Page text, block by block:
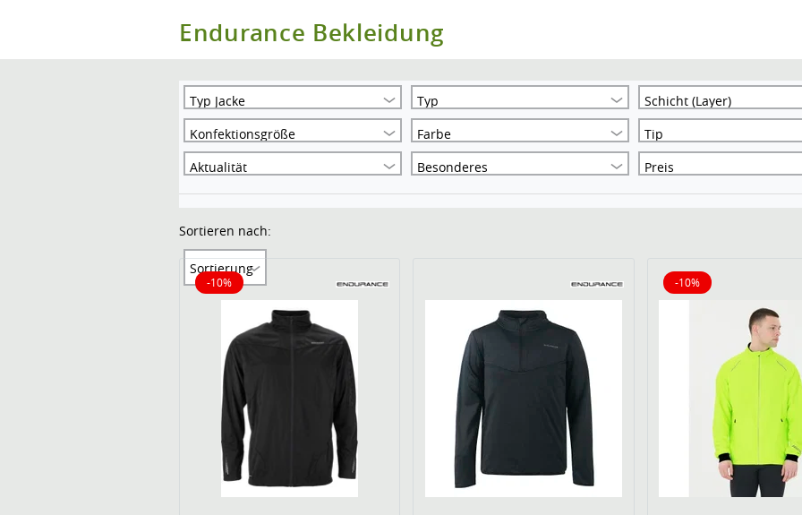
Endurance Bekleidung
Typ Jacke Typ
Schicht (Layer)
Konfektionsgröße
Farbe
Tip
Aktualität
Besonderes Preis
Sortieren nach:
Sortierung
-10%
10% reduziert
-10%
10% reduziert